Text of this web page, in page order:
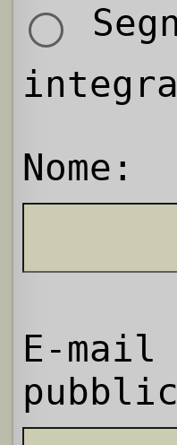
Nome:
E-